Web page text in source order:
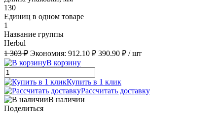
130
Единиц в одном товаре
1
Название группы
Herbul
1 303 ₽ Экономия: 912.10 ₽ 390.90 ₽ / шт
В корзину
Купить в 1 клик
Рассчитать доставку
В наличии
Поделиться